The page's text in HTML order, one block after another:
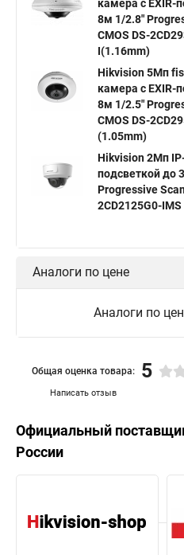
Уличная камера Hikvision ip
Hikvision поворотная камера
Нikvision микрофон Hikvision
Hikvision порты
камера c EXIR-
8м 1/2.8"
CMOS DS-
I(1.16mm)
Hikvision 5Мп
камера c EXIR-
8м 1/2.5"
CMOS DS-
(1.05mm)
Hikvision 2Мп
подсветкой до
Progressive
2CD2125G0-
Аналоги по цене
Аналоги по
Написать отзыв
Общая оценка товара: 5
Официальный
России